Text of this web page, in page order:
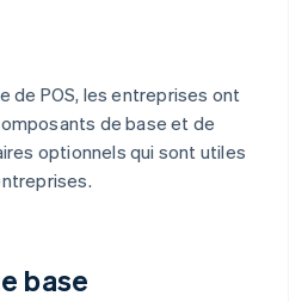
de POS, les entreprises ont
de base et de
optionnels qui sont utiles
base